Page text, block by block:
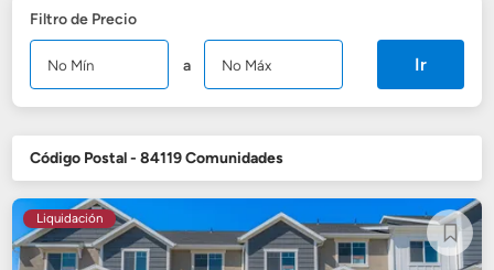
Filtro de Precio
a Ir
Código Postal - 84119 Comunidades
Liquidación